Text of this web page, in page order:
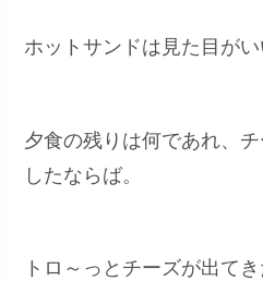
ホットサンドは見た目がい
夕食の残りは何であれ、
したならば。
トロ～っとチーズが出て